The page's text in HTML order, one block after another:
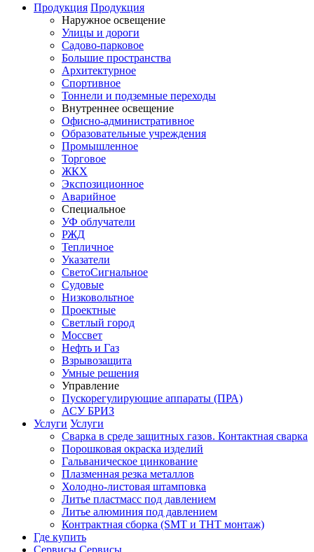
Продукция Продукция
Наружное освещение
Улицы и дороги
Садово-парковое
Большие пространства
Архитектурное
Спортивное
Тоннели и подземные переходы
Внутреннее освещение
Офисно-административное
Образовательные учреждения
Промышленное
Торговое
ЖКХ
Экспозиционное
Аварийное
Специальное
УФ облучатели
РЖД
Тепличное
Указатели
СветоСигнальное
Судовые
Низковольтное
Проектные
Светлый город
Моссвет
Нефть и Газ
Взрывозащита
Умные решения
Управление
Пускорегулирующие аппараты (ПРА)
АСУ БРИЗ
Услуги Услуги
Сварка в среде защитных газов. Контактная сварка
Порошковая окраска изделий
Гальваническое цинкование
Плазменная резка металлов
Холодно-листовая штамповка
Литье пластмасс под давлением
Литье алюминия под давлением
Контрактная сборка (SMT и THT монтаж)
Где купить
Сервисы Сервисы